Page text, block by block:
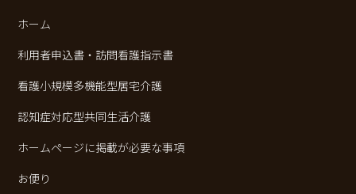
ホーム
利用者申込書・訪問看護指示書
看護小規模多機能型居宅介護
認知症対応型共同生活介護
ホームページに掲載が必要な事項
お便り